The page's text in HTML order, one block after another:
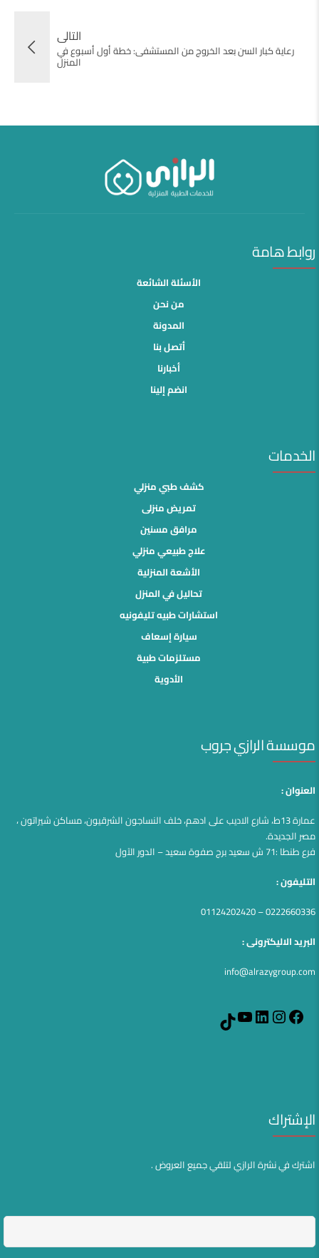
التالى
رعاية كبار السن بعد الخروج من المستشفى: خطة أول أسبوع في
المنزل
روابط هامة
الأسئلة الشائعة
من نحن
المدونة
أتصل بنا
أخبارنا
انضم إلينا
الخدمات
كشف طبي منزلي
تمريض منزلى
مرافق مسنين
علاج طبيعي منزلي
الأشعة المنزلية
تحاليل في المنزل
استشارات طبيه تليفونيه
سيارة إسعاف
مستلزمات طبية
الأدوية
موسسة الرازي جروب
العنوان :
عمارة 13ط، شارع الاديب على ادهم، خلف النساجون الشرقيون، مساكن شيراتون ،
مصر الجديدة.
فرع طنطا :71 ش سعيد برج صفوة سعيد – الدور الآول
التليفون :
0222660336 – 01124202420
البريد الاليكترونى :
info@alrazygroup.com
Facebook
Instagram
LinkedIn
YouTube
الإشتراك
اشترك في نشرة الرازي لتلقي جميع العروض .